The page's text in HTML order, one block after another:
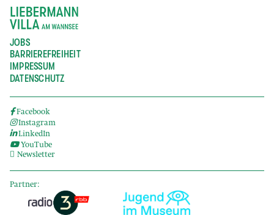
JOBS
BARRIEREFREIHEIT
IMPRESSUM
DATENSCHUTZ
Facebook
Instagram
LinkedIn
YouTube
Newsletter
Partner: